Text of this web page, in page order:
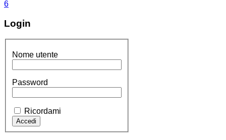
Login
Nome utente
Password
Ricordami